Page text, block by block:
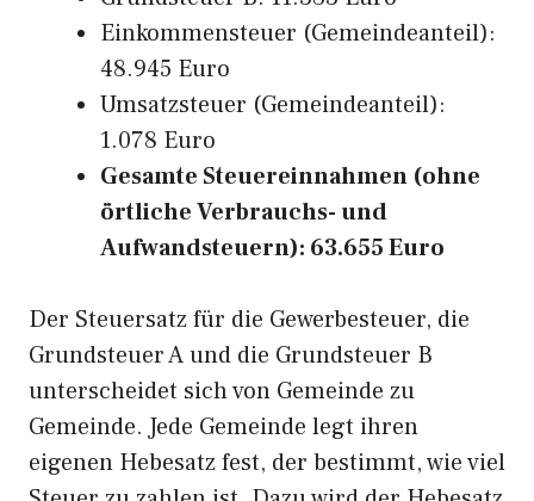
Einkommensteuer (Gemeindeanteil):
48.945 Euro
Umsatzsteuer (Gemeindeanteil):
1.078 Euro
Gesamte Steuereinnahmen (ohne
örtliche Verbrauchs- und
Aufwandsteuern): 63.655 Euro
Der Steuersatz für die Gewerbesteuer, die
Grundsteuer A und die Grundsteuer B
unterscheidet sich von Gemeinde zu
Gemeinde. Jede Gemeinde legt ihren
eigenen Hebesatz fest, der bestimmt, wie viel